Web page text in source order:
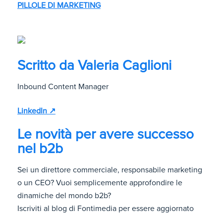
PILLOLE DI MARKETING
Scritto da Valeria Caglioni
Inbound Content Manager
LinkedIn ↗
Le novità per avere successo
nel b2b
Sei un direttore commerciale, responsabile marketing
o un CEO? Vuoi semplicemente approfondire le
dinamiche del mondo b2b?
Iscriviti al blog di Fontimedia per essere aggiornato